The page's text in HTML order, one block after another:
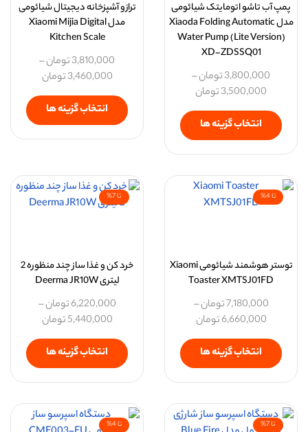
پمپ آب تاشو اتومایتک شیائومی
مدل Xiaoda Folding Automatic
Water Pump (Lite Version)
XD-ZDSSQ01
3,800,000تومان–
3,500,000تومان
انتخاب گزینه ها
ترازو آشپزخانه دیجیتال شیائومی
مدل Xiaomi Mijia Digital
Kitchen Scale
3,810,000تومان–
3,460,000تومان
انتخاب گزینه ها
تا 4%
توستر هوشمند شیائومی Xiaomi
Toaster XMTSJ01FD
7,180,000تومان–
6,660,000تومان
انتخاب گزینه ها
تا 7%
خرد کن و غذا ساز چند منظوره 2
لیتری Deerma JR10W
6,220,000تومان–
5,440,000تومان
انتخاب گزینه ها
تا 7% تا 4%